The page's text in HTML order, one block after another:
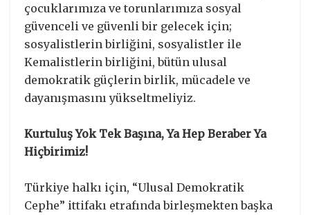
çocuklarımıza ve torunlarımıza sosyal
güvenceli ve güvenli bir gelecek için;
sosyalistlerin birliğini, sosyalistler ile
Kemalistlerin birliğini, bütün ulusal
demokratik güçlerin birlik, mücadele ve
dayanışmasını yükseltmeliyiz.
Kurtuluş Yok Tek Başına, Ya Hep Beraber Ya
Hiçbirimiz!
Türkiye halkı için, “Ulusal Demokratik
Cephe” ittifakı etrafında birleşmekten başka